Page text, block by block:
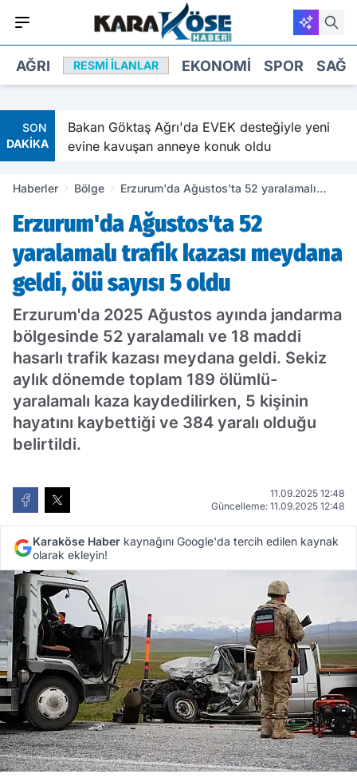
AĞRI RESMI İLANLAR EKONOMI SPOR
SON
DAKİKA
Bakan Göktaş Ağrı'da EVEK desteğiyle yeni
evine kavuşan anneye konuk oldu
Haberler Bölge
Erzurum'da Ağustos'ta 52 yaralamalı
oldu
Erzurum'da Ağustos'ta 52
yaralamalı trafik kazası meydana
geldi, ölü sayısı 5 oldu
Erzurum'da 2025 Ağustos ayında jandarma
bölgesinde 52 yaralamalı ve 18 maddi
hasarlı trafik kazası meydana geldi. Sekiz
aylık dönemde toplam 189 ölümlü-
yaralamalı kaza kaydedilirken, 5 kişinin
hayatını kaybettiği ve 384 yaralı olduğu
belirtildi.
11.09.2025 12:48
Güncelleme: 11.09.2025 12:48
Karaköse Haber kaynağını Google'da tercih edilen kaynak
olarak ekleyin!